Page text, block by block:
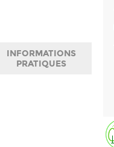
INFORMATIONS
PRATIQUES